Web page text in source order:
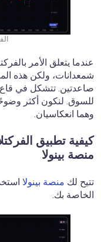
عندما يتعلق الأمر
شمعدانات، ولكن هذه
صاعدتين. تتشكل في قاع
وهما انعكاسيان.
كيفية تطبيق
منصة بينولا
تتيح لك منصة بينولا
الخاصة بك.